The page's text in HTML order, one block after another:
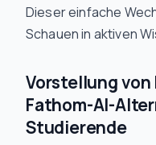
Dieser einfache
Schauen in aktiven
Vorstellung von
Fathom-AI-
Studierende